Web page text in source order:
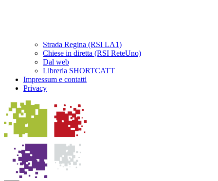
Strada Regina (RSI LA1)
Chiese in diretta (RSI ReteUno)
Dal web
Libreria SHORTCATT
Impressum e contatti
Privacy